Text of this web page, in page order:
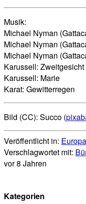
Musik:
Michael Nyman
Michael Nyman
Michael Nyman
Karussell: Zweitgesicht
Karussell: Marie
Karat: Gewitterregen
Bild (CC): Succo (
Veröffentlicht in: Europa
Verschlagwortet mit:
vor 8 Jahren
Kategorien